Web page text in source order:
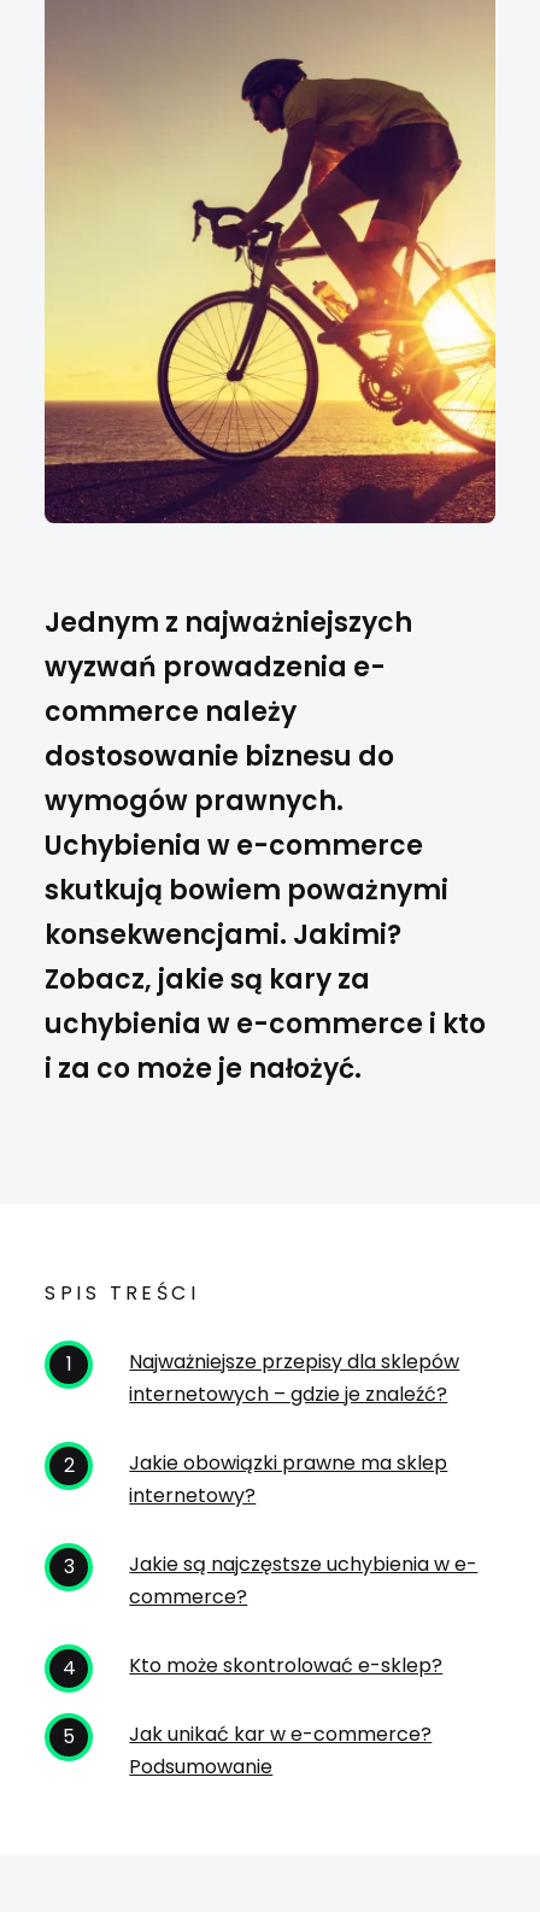
Jednym z najważniejszych
wyzwań prowadzenia e-
commerce należy
dostosowanie biznesu do
wymogów prawnych.
Uchybienia w e-commerce
skutkują bowiem poważnymi
konsekwencjami. Jakimi?
Zobacz, jakie są kary za
uchybienia w e-commerce i kto
i za co może je nałożyć.
SPIS TREŚCI
Najważniejsze przepisy dla sklepów
internetowych – gdzie je znaleźć?
Jakie obowiązki prawne ma sklep
internetowy?
Jakie są najczęstsze uchybienia w e-
commerce?
Kto może skontrolować e-sklep?
Jak unikać kar w e-commerce?
Podsumowanie